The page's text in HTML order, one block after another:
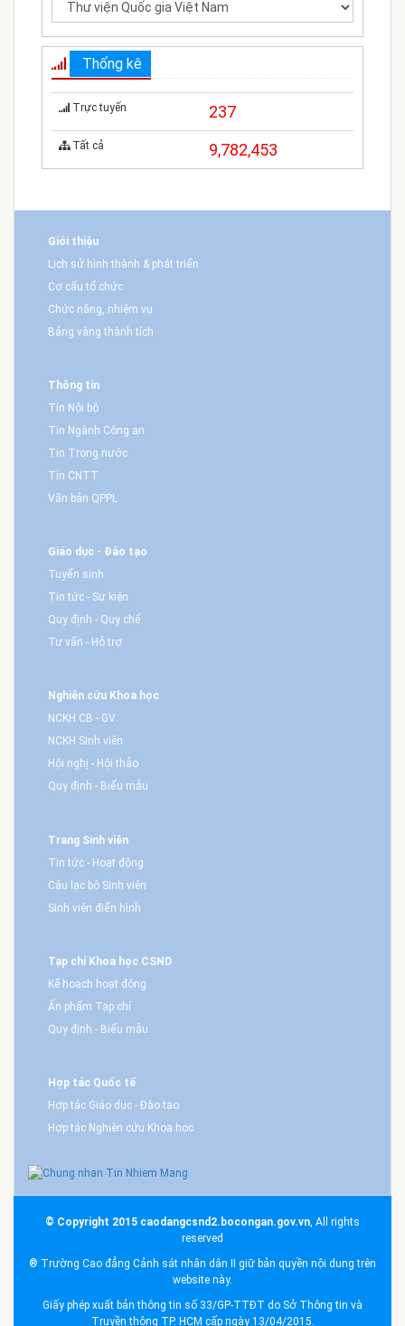
Thống kê
Trực tuyến 237
Tất cả 9,782,453
Giới thiệu
Lịch sử hình thành & phát triển
Cơ cấu tổ chức
Chức năng, nhiệm vụ
Bảng vàng thành tích
Thông tin
Tin Nội bộ
Tin Ngành Công an
Tin Trong nước
Tin CNTT
Văn bản QPPL
Giáo dục - Đào tạo
Tuyển sinh
Tin tức - Sự kiện
Quy định - Quy chế
Tư vấn - Hỗ trợ
Nghiên cứu Khoa học
NCKH CB - GV
NCKH Sinh viên
Hội nghị - Hội thảo
Quy định - Biểu mẫu
Trang Sinh viên
Tin tức - Hoạt động
Câu lạc bộ Sinh viên
Sinh viên điển hình
Tạp chí Khoa học CSND
Kế hoạch hoạt động
Ấn phẩm Tạp chí
Quy định - Biểu mẫu
Hợp tác Quốc tế
Hợp tác Giáo dục - Đào tạo
Hợp tác Nghiên cứu Khoa học
© Copyright 2015 caodangcsnd2.bocongan.gov.vn, All rights
reserved
® Trường Cao đẳng Cảnh sát nhân dân II giữ bản quyền nội dung trên
website này.
Giấy phép xuất bản thông tin số 33/GP-TTĐT do Sở Thông tin và
Truyền thông TP. HCM cấp ngày 13/04/2015.